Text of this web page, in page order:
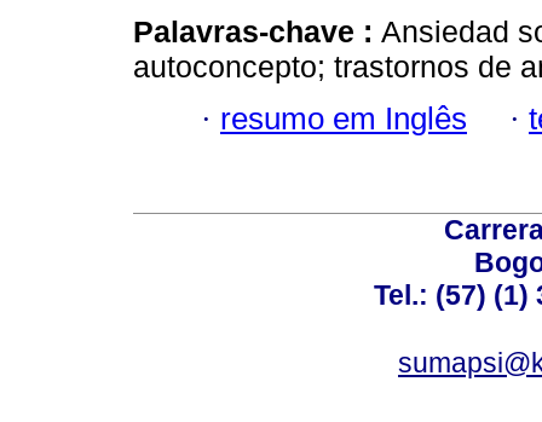
Palavras-chave : Ansiedad
autoconcepto; trastornos de
· resumo em Inglês ·
Tel.: (57) (1)